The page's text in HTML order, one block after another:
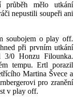
průběh mělo utkání
nepustili soupeři ani
soubojem o play off.
při prvním utkání
3/0 Honzu Filounka.
tempu. Ertl porazil
Martina Švece a
pro zranění
v play off.